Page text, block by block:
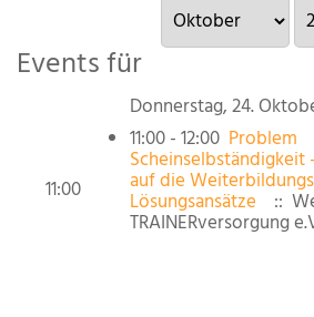
Events für
Donnerstag, 24.
11:00
11:00 - 12:00 Problem
Scheinselbständigkeit
auf die
Lösungsansätze ::
TRAINERversorgung